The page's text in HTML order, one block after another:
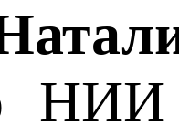
НИИ